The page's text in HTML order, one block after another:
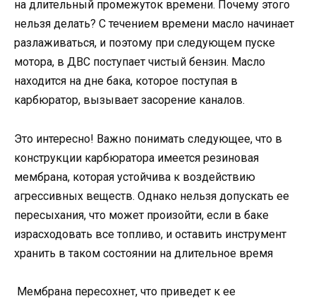
на длительный промежуток времени. Почему этого
нельзя делать? С течением времени масло начинает
разлаживаться, и поэтому при следующем пуске
мотора, в ДВС поступает чистый бензин. Масло
находится на дне бака, которое поступая в
карбюратор, вызывает засорение каналов.
Это интересно! Важно понимать следующее, что в
конструкции карбюратора имеется резиновая
мембрана, которая устойчива к воздействию
агрессивных веществ. Однако нельзя допускать ее
пересыхания, что может произойти, если в баке
израсходовать все топливо, и оставить инструмент
хранить в таком состоянии на длительное время
Мембрана пересохнет, что приведет к ее